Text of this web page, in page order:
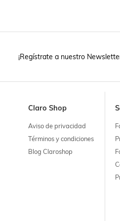
¡Regístrate a nuestro
Claro Shop
Aviso de privacidad
Términos y condiciones
Blog Claroshop